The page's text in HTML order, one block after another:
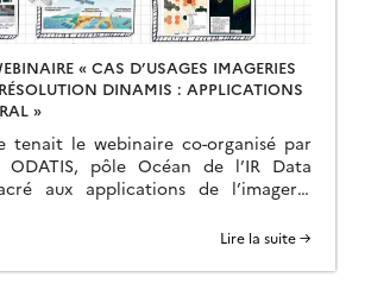
« CAS D’USAGES IMAGERIES
DINAMIS : APPLICATIONS
»
tenait le webinaire co-organisé par
ODATIS, pôle Océan de l’IR Data
aux applications de l’imagerie
Lire la suite →